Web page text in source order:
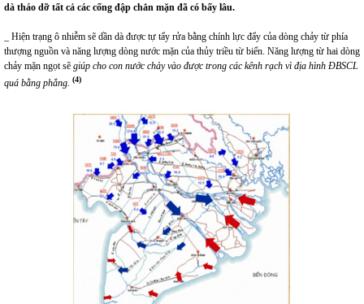
dà tháo dỡ tất cả các cống đập chắn mặn đã có bấy lâu.
_ Hiện trạng ô nhiễm sẽ dần dà được tự tẩy rửa bằng chính lực đẩy của dòng chảy từ phía
thượng nguồn và năng lượng dòng nước mặn của thủy triều từ biển. Năng lượng từ hai dòng
chảy mặn ngọt sẽ giúp cho con nước chảy vào được trong các kênh rạch vì địa hình ĐBSCL
quá bằng phẳng. (4)